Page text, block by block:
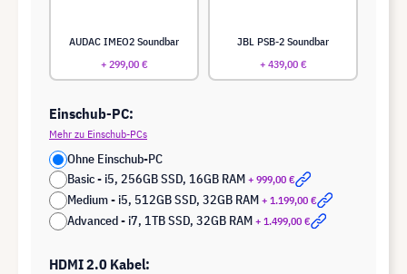
AUDAC IMEO2 Soundbar
+ 299,00 €
JBL PSB-2 Soundbar
+ 439,00 €
Einschub-PC:
Mehr zu Einschub-PCs
Ohne Einschub-PC
Basic - i5, 256GB SSD, 16GB RAM + 999,00 €
Medium - i5, 512GB SSD, 32GB RAM + 1.199,00 €
Advanced - i7, 1TB SSD, 32GB RAM + 1.499,00 €
HDMI 2.0 Kabel: